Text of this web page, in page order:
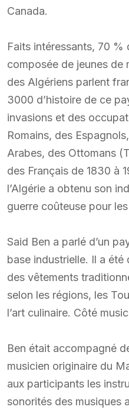
Canada.
Faits intéressants, 70
composée de jeunes
des Algériens parlent
3000 d’histoire de ce
invasions et des
Romains, des
Arabes, des Ottomans
des Français de 1830 à
l’Algérie a obtenu son
guerre coûteuse pour
Said Ben a parlé d’un
base industrielle. Il a
des vêtements
selon les régions, les
l’art culinaire. Côté
Ben était accompagné
musicien originaire du
aux participants les
sonorités des musiques